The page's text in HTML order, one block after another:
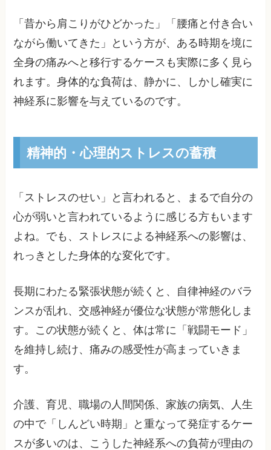
「昔から肩こりがひどかった」「腰痛と付き合い
ながら働いてきた」という方が、ある時期を境に
全身の痛みへと移行するケースも実際に多く見ら
れます。身体的な負荷は、静かに、しかし確実に
神経系に影響を与えているのです。
精神的・心理的ストレスの蓄積
「ストレスのせい」と言われると、まるで自分の
心が弱いと言われているように感じる方もいます
よね。でも、ストレスによる神経系への影響は、
れっきとした身体的な変化です。
長期にわたる緊張状態が続くと、自律神経のバラ
ンスが乱れ、交感神経が優位な状態が常態化しま
す。この状態が続くと、体は常に「戦闘モード」
を維持し続け、痛みの感受性が高まっていきま
す。
介護、育児、職場の人間関係、家族の病気、人生
の中で「しんどい時期」と重なって発症するケー
スが多いのは、こうした神経系への負荷が理由の